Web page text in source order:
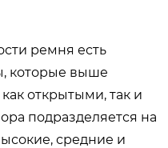
ремня есть
которые выше
открытыми, так и
подразделяется на
средние и